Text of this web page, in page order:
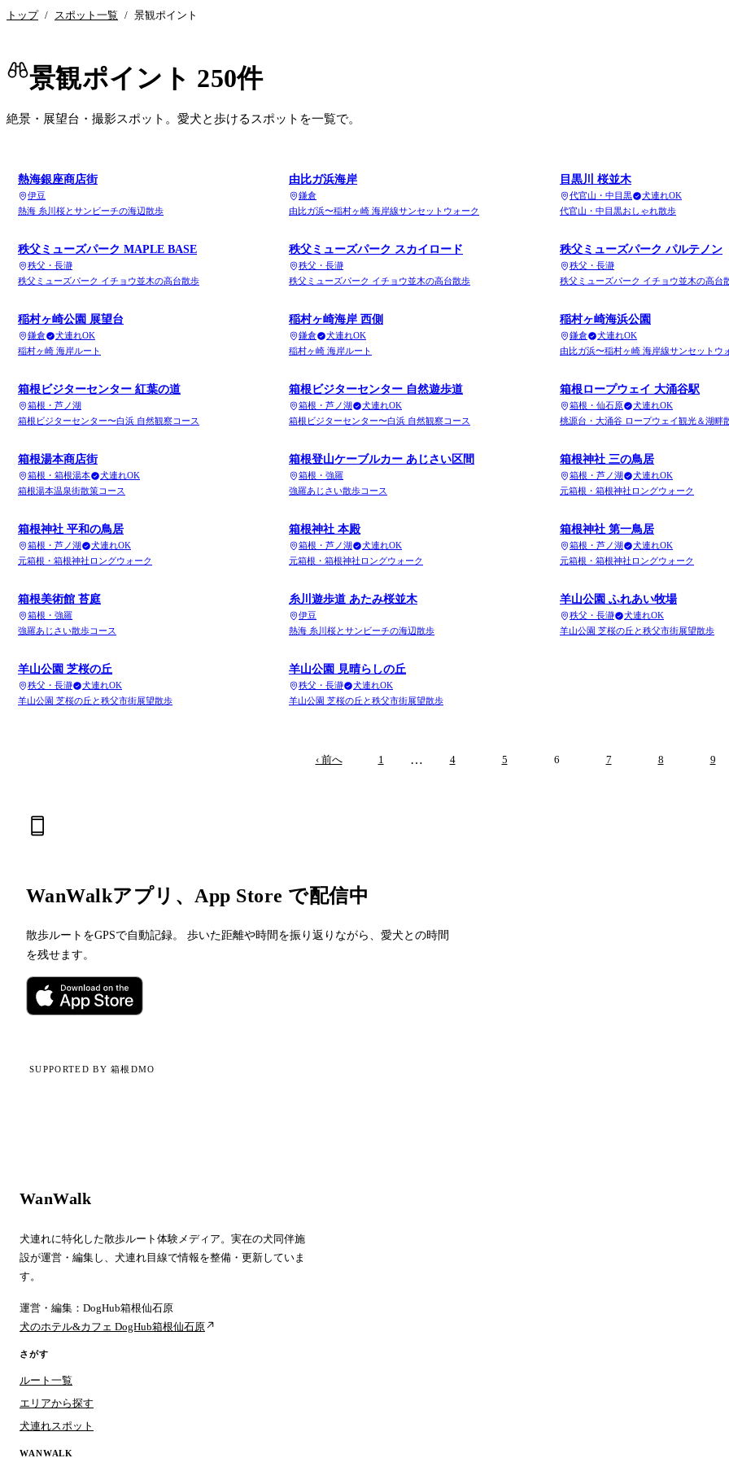
トップ / スポット一覧 / 景観ポイント
景観ポイント 250件
絶景・展望台・撮影スポット 。愛犬と歩けるスポットを一覧で。
熱海銀座商店街
伊豆
熱海 糸川桜とサンビーチの海辺散歩
由比ガ浜海岸
鎌倉
由比ガ浜〜稲村ヶ崎 海岸線サンセットウォーク
目黒川 桜並木
代官山・中目黒
犬連れOK
代官山・中目黒おしゃれ散歩
秩父ミューズパーク MAPLE BASE
秩父・長瀞
秩父ミューズパーク イチョウ並木の高台散歩
秩父ミューズパーク スカイロード
秩父・長瀞
秩父ミューズパーク イチョウ並木の高台散歩
秩父ミューズパーク パルテノン
秩父・長瀞
秩父ミューズパーク イチョウ並木の高台
稲村ヶ崎公園 展望台
鎌倉
犬連れOK
稲村ヶ崎 海岸ルート
稲村ヶ崎海岸 西側
鎌倉
犬連れOK
稲村ヶ崎 海岸ルート
稲村ヶ崎海浜公園
鎌倉
犬連れOK
由比ガ浜〜稲村ヶ崎 海岸線サンセットウ
箱根ビジターセンター 紅葉の道
箱根・芦ノ湖
箱根ビジターセンター〜白浜 自然観察コース
箱根ビジターセンター 自然遊歩道
箱根・芦ノ湖
犬連れOK
箱根ビジターセンター〜白浜 自然観察コース
箱根ロープウェイ 大涌谷駅
箱根・仙石原
犬連れOK
桃源台・大涌谷 ロープウェイ観光＆湖畔
箱根湯本商店街
箱根・箱根湯本
犬連れOK
箱根湯本温泉街散策コース
箱根登山ケーブルカー あじさい区間
箱根・強羅
強羅あじさい散歩コース
箱根神社 三の鳥居
箱根・芦ノ湖
犬連れOK
元箱根・箱根神社ロングウォーク
箱根神社 平和の鳥居
箱根・芦ノ湖
犬連れOK
元箱根・箱根神社ロングウォーク
箱根神社 本殿
箱根・芦ノ湖
犬連れOK
元箱根・箱根神社ロングウォーク
箱根神社 第一鳥居
箱根・芦ノ湖
犬連れOK
元箱根・箱根神社ロングウォーク
箱根美術館 苔庭
箱根・強羅
強羅あじさい散歩コース
糸川遊歩道 あたみ桜並木
伊豆
熱海 糸川桜とサンビーチの海辺散歩
羊山公園 ふれあい牧場
秩父・長瀞
犬連れOK
羊山公園 芝桜の丘と秩父市街展望散歩
羊山公園 芝桜の丘
秩父・長瀞
犬連れOK
羊山公園 芝桜の丘と秩父市街展望散歩
羊山公園 見晴らしの丘
秩父・長瀞
犬連れOK
羊山公園 芝桜の丘と秩父市街展望散歩
‹ 前へ 1 … 4 5 6 7 8 9
WanWalkアプリ、App Store で配信中
散歩ルートをGPSで自動記録。 歩いた距離や時間を振り返りながら、愛犬との時間
を残せます。
SUPPORTED BY 箱根DMO
WanWalk
犬連れに特化した散歩ルート体験メディア。実在の犬同伴施
設が運営・編集し、犬連れ目線で情報を整備・更新していま
す。
運営・編集：DogHub箱根仙石原
犬のホテル&カフェ DogHub箱根仙石原
さがす
ルート一覧
エリアから探す
犬連れスポット
WANWALK